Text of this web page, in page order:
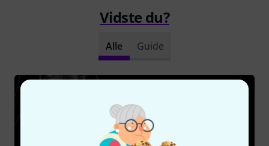
Vidste du?
Alle Guide